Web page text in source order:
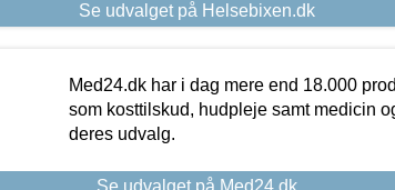
Se udvalget på Helsebixen.dk
Med24.dk har i dag mere end 18.000
som kosttilskud, hudpleje samt medicin
deres udvalg.
Se udvalget på Med24.dk